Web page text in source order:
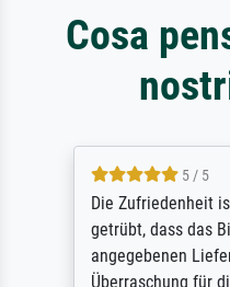
Cosa
5 / 5
Die Zufriedenheit
getrübt, dass das
angegebenen
Überraschung für